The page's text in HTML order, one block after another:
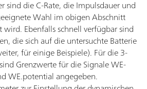
sind die C-Rate, die Impulsdauer und
Wahl im obigen Abschnitt
Ebenfalls schnell verfügbar sind
die sich auf die untersuchte Batterie
für einige Beispiele). Für die 3-
Grenzwerte für die Signale WE-
WE.potential angegeben.